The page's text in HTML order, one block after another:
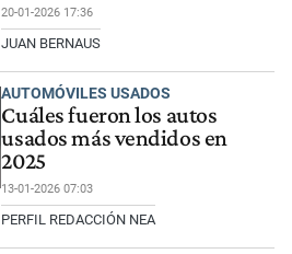
20-01-2026 17:36
JUAN BERNAUS
AUTOMÓVILES USADOS
Cuáles fueron los autos
usados más vendidos en
2025
13-01-2026 07:03
PERFIL REDACCIÓN NEA